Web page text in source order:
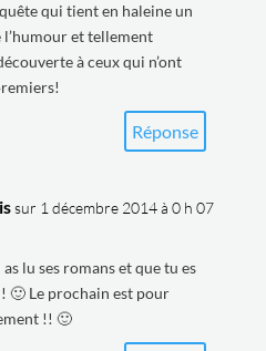
qui tient en haleine un
et tellement
à ceux qui n’ont
Réponse
sur 1 décembre 2014 à 0 h 07
lu ses romans et que tu es
🙂 Le prochain est pour
!! 🙂